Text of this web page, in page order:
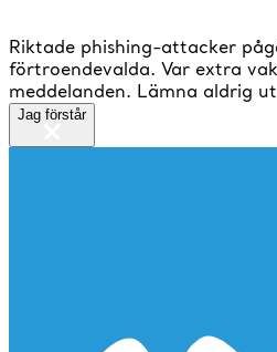
Riktade phishing-attacker
förtroendevalda. Var extra
meddelanden. Lämna aldrig
Jag förstår